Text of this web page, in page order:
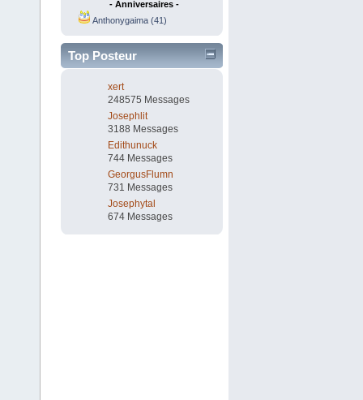
- Anniversaires -
Anthonygaima (41)
Top Posteur
xert
248575 Messages
Josephlit
3188 Messages
Edithunuck
744 Messages
GeorgusFlumn
731 Messages
Josephytal
674 Messages